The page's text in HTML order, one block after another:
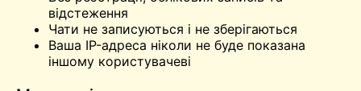
відстеження
Чати не записуються і не зберігаються
Ваша IP-адреса ніколи не буде показана
іншому користувачеві